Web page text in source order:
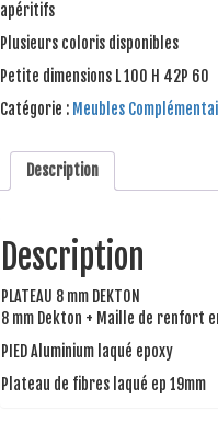
apéritifs
Plusieurs coloris disponibles
Petite dimensions L 100 H 42P 60
Catégorie : Meubles
Description
Description
PLATEAU 8 mm DEKTON
8 mm Dekton + Maille de renfort
PIED Aluminium laqué epoxy
Plateau de fibres laqué ep 19mm